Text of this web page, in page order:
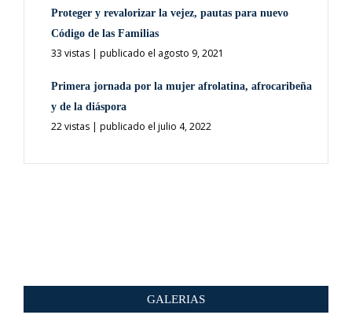
Proteger y revalorizar la vejez, pautas para nuevo
Código de las Familias
33 vistas | publicado el agosto 9, 2021
Primera jornada por la mujer afrolatina, afrocaribeña
y de la diáspora
22 vistas | publicado el julio 4, 2022
GALERIAS